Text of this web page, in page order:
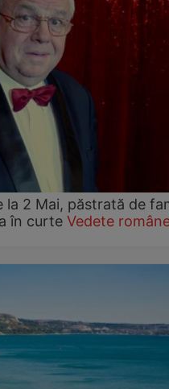
la 2 Mai, păstrată de
în curte Vedete